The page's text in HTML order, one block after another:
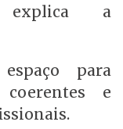
explica a
para
coerentes e